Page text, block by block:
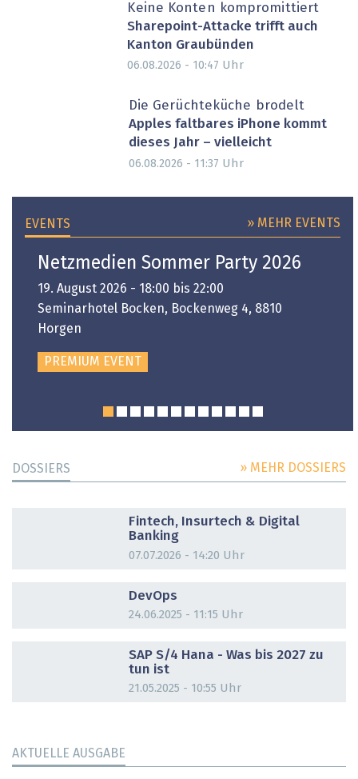
Keine Konten kompromittiert
Sharepoint-Attacke trifft auch
Kanton Graubünden
06.08.2026 - 10:47 Uhr
Die Gerüchteküche brodelt
Apples faltbares iPhone kommt
dieses Jahr – vielleicht
06.08.2026 - 11:37 Uhr
EVENTS » MEHR EVENTS
Netzmedien Sommer Party 2026
19. August 2026 - 18:00 bis 22:00
Seminarhotel Bocken, Bockenweg 4, 8810
Horgen
PREMIUM EVENT
DOSSIERS » MEHR DOSSIERS
Fintech, Insurtech & Digital
Banking
07.07.2026 - 14:20 Uhr
DevOps
24.06.2025 - 11:15 Uhr
SAP S/4 Hana - Was bis 2027 zu
tun ist
21.05.2025 - 10:55 Uhr
AKTUELLE AUSGABE